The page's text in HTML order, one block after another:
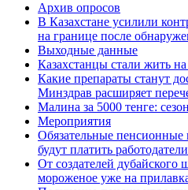
Архив опросов
В Казахстане усилили
на границе после
Выходные данные
Казахстанцы стали жить
Какие препараты станут
Минздрав расширяет
Малина за 5000 тенге:
Мероприятия
Обязательные пенсионные
будут платить
От создателей дубайского
мороженое уже на